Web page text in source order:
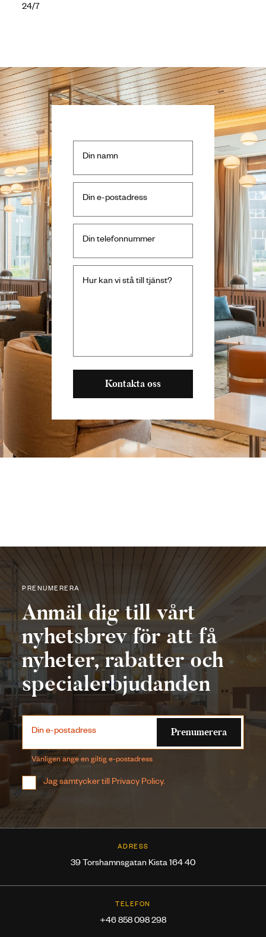
24/7
Din namn
Din e-postadress
Din telefonnummer
Hur kan vi stå till tjänst?
Kontakta oss
PRENUMERERA
Anmäl dig till vårt
nyhetsbrev för att få
nyheter, rabatter och
specialerbjudanden
Din e-postadress
Vänligen ange en giltig e-postadress
Jag samtycker till Privacy Policy.
Prenumerera
ADRESS
39 Torshamnsgatan Kista 164 40
TELEFON
+46 858 098 298